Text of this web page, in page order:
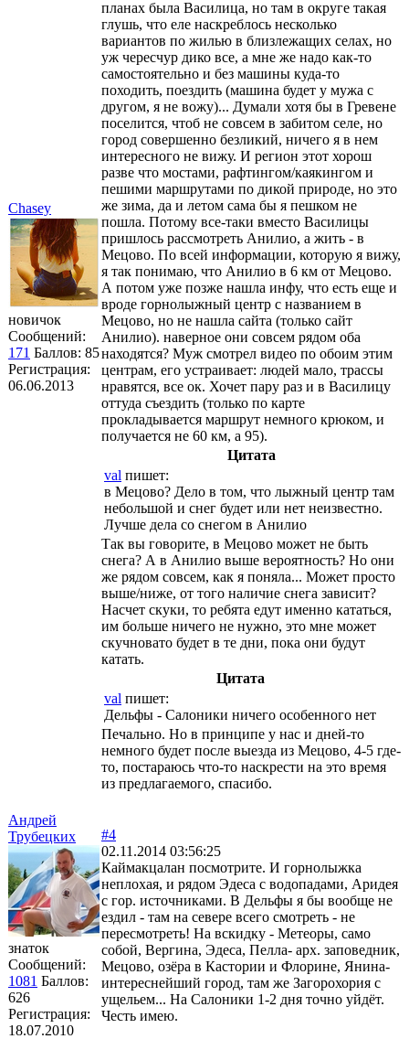
Chasey
новичок
Сообщений:
171 Баллов: 85
Регистрация:
06.06.2013
планах была Василица, но там в округе такая
глушь, что еле наскреблось несколько
вариантов по жилью в близлежащих селах, но
уж чересчур дико все, а мне же надо как-то
самостоятельно и без машины куда-то
походить, поездить (машина будет у мужа с
другом, я не вожу)... Думали хотя бы в Гревене
поселится, чтоб не совсем в забитом селе, но
город совершенно безликий, ничего я в нем
интересного не вижу. И регион этот хорош
разве что мостами, рафтингом/каякингом и
пешими маршрутами по дикой природе, но это
же зима, да и летом сама бы я пешком не
пошла. Потому все-таки вместо Василицы
пришлось рассмотреть Анилио, а жить - в
Мецово. По всей информации, которую я вижу,
я так понимаю, что Анилио в 6 км от Мецово.
А потом уже позже нашла инфу, что есть еще и
вроде горнолыжный центр с названием в
Мецово, но не нашла сайта (только сайт
Анилио). наверное они совсем рядом оба
находятся? Муж смотрел видео по обоим этим
центрам, его устраивает: людей мало, трассы
нравятся, все ок. Хочет пару раз и в Василицу
оттуда съездить (только по карте
прокладывается маршрут немного крюком, и
получается не 60 км, а 95).
Цитата
val пишет:
в Мецово? Дело в том, что лыжный центр там
небольшой и снег будет или нет неизвестно.
Лучше дела со снегом в Анилио
Так вы говорите, в Мецово может не быть
снега? А в Анилио выше вероятность? Но они
же рядом совсем, как я поняла... Может просто
выше/ниже, от того наличие снега зависит?
Насчет скуки, то ребята едут именно кататься,
им больше ничего не нужно, это мне может
скучновато будет в те дни, пока они будут
катать.
Цитата
val пишет:
Дельфы - Салоники ничего особенного нет
Печально. Но в принципе у нас и дней-то
немного будет после выезда из Мецово, 4-5 где-
то, постараюсь что-то наскрести на это время
из предлагаемого, спасибо.
Андрей
Трубецких
знаток
Сообщений:
1081 Баллов:
626
Регистрация:
18.07.2010
#4
02.11.2014 03:56:25
Каймакцалан посмотрите. И горнолыжка
неплохая, и рядом Эдеса с водопадами, Аридея
с гор. источниками. В Дельфы я бы вообще не
ездил - там на севере всего смотреть - не
пересмотреть! На вскидку - Метеоры, само
собой, Вергина, Эдеса, Пелла- арх. заповедник,
Мецово, озёра в Кастории и Флорине, Янина-
интереснейший город, там же Загорохория с
ущельем... На Салоники 1-2 дня точно уйдёт.
Честь имею.